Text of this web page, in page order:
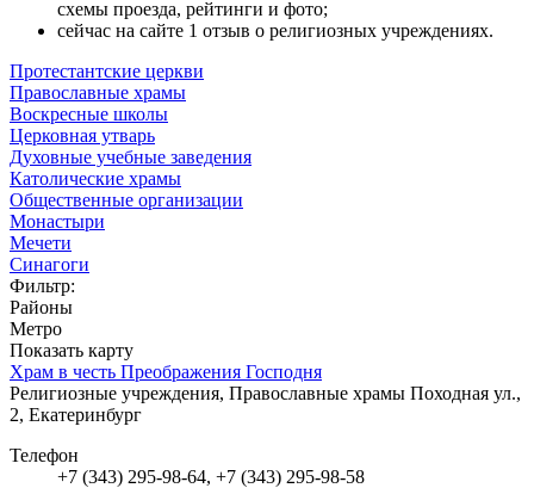
схемы проезда, рейтинги и фото;
сейчас на сайте 1 отзыв о религиозных учреждениях.
Протестантские церкви
Православные храмы
Воскресные школы
Церковная утварь
Духовные учебные заведения
Католические храмы
Общественные организации
Монастыри
Мечети
Синагоги
Фильтр:
Районы
Метро
Показать карту
Храм в честь Преображения Господня
Религиозные учреждения, Православные храмы Походная ул.,
2, Екатеринбург
Телефон
+7 (343) 295-98-64, +7 (343) 295-98-58